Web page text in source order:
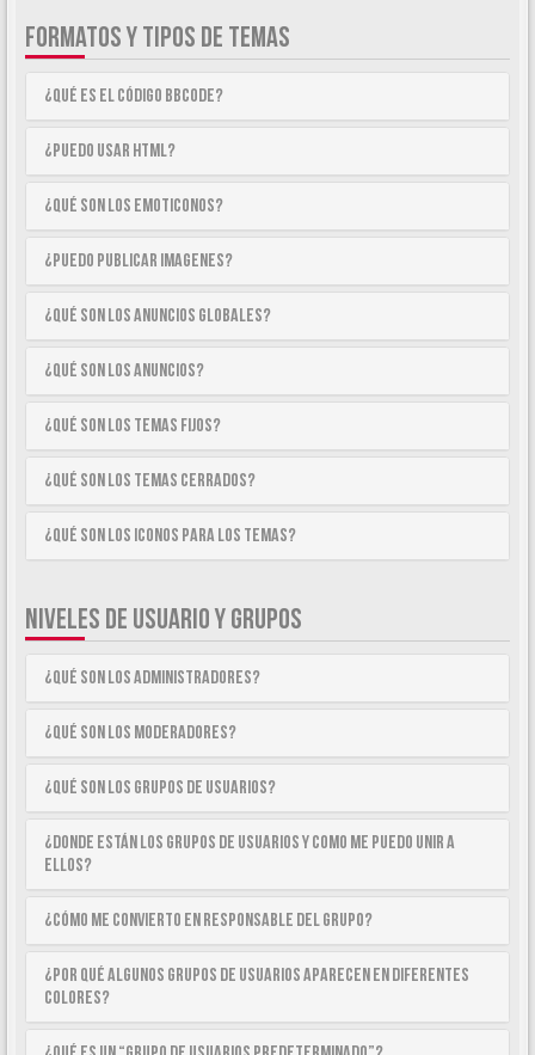
FORMATOS Y TIPOS DE TEMAS
¿Qué es el código BBCode?
¿Puedo usar HTML?
¿Qué son los emoticonos?
¿Puedo publicar imagenes?
¿Qué son los anuncios globales?
¿Qué son los anuncios?
¿Qué son los temas fijos?
¿Qué son los temas cerrados?
¿Qué son los iconos para los temas?
NIVELES DE USUARIO Y GRUPOS
¿Qué son los Administradores?
¿Qué son los Moderadores?
¿Qué son los Grupos de Usuarios?
¿Donde están los Grupos de Usuarios y como me puedo unir a
ellos?
¿Cómo me convierto en Responsable del Grupo?
¿Por qué algunos Grupos de Usuarios aparecen en diferentes
colores?